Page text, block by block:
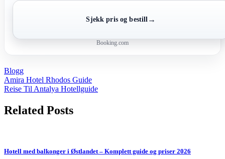
Sjekk pris og bestill →
Booking.com
Blogg
Post
navigation
Amira Hotel Rhodos Guide
Reise Til Antalya Hotellguide
Related Posts
Hotell med balkonger i Østlandet – Komplett guide og priser 2026